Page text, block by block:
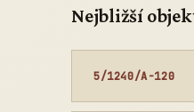
Nejbližší
5/1240/A-120